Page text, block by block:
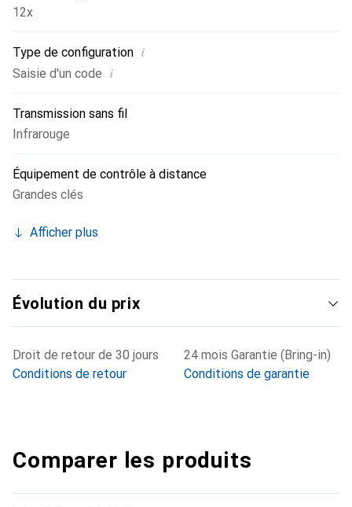
12x
Type de configuration i
Saisie d'un code i
Transmission sans fil
Infrarouge
Équipement de contrôle à distance
Grandes clés
Afficher plus
Évolution du prix
Droit de retour de 30 jours
Conditions de retour
24 mois Garantie (Bring-in)
Conditions de garantie
Comparer les produits